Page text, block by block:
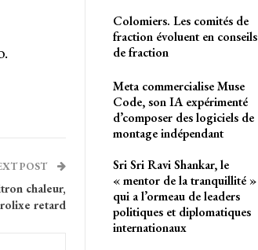
POST
chaleur,
retard
Colomiers. Les comités de
fraction évoluent en conseils
de fraction
Meta commercialise Muse
Code, son IA expérimenté
d’composer des logiciels de
montage indépendant
Sri Sri Ravi Shankar, le
« mentor de la tranquillité »
qui a l’ormeau de leaders
politiques et diplomatiques
internationaux